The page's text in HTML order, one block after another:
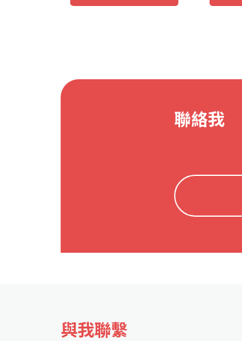
聯絡我
與我聯繫